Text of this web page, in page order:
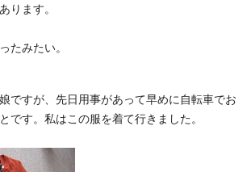
ります。
たみたい。
ですが、先日用事があって早めに自転車でお
です。私はこの服を着て行きました。